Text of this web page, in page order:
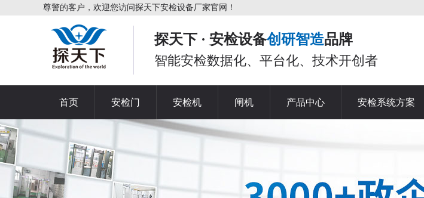
尊警的客户，欢迎您访问探天下安检设备厂家官网！
探天下 · 安检设备创研智造品牌
智能安检数据化、平台化、技术开创者
首页 安检门 安检机 闸机 产品中心 安检系统方案